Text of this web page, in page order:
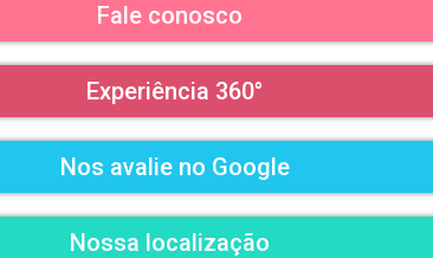
Fale conosco
Experiência 360°
Nos avalie no Google
Nossa localização